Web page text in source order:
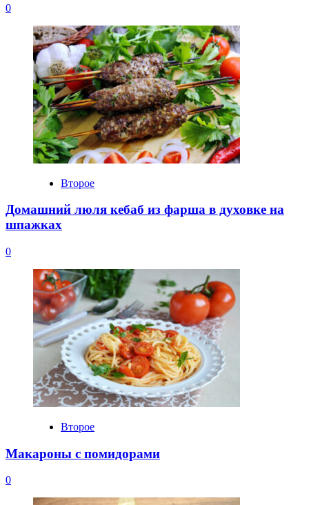
0
Второе
Домашний люля кебаб из фарша в духовке на
шпажках
0
Второе
Макароны с помидорами
0